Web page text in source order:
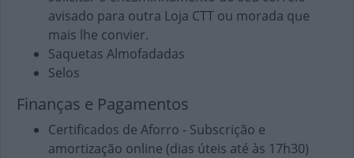
avisado para outra Loja CTT ou morada que
mais lhe convier.
Saquetas Almofadadas
Selos
Finanças e Pagamentos
Certificados de Aforro - Subscrição e
amortização online (dias úteis até às 17h30)